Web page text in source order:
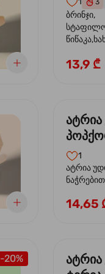
3
ბრინჯი,
სოუსი,
13,9 ₾
ატრია
სოსუით
1
ატრია
ნაჭრებით,
ნიორი)
14,65
-20%